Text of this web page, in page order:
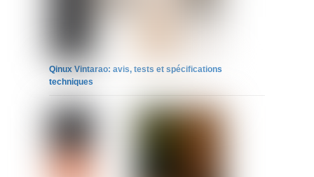
Qinux Vintarao: avis, tests et spécifications
techniques